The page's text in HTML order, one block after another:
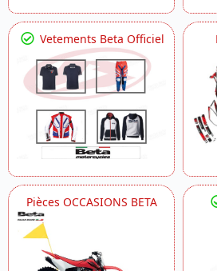
Vetements Beta Officiel
Pièces OCCASIONS BETA